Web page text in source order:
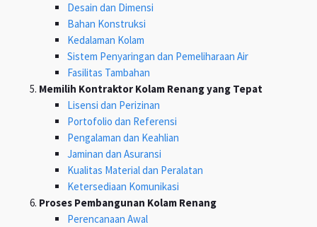
Desain dan Dimensi
Bahan Konstruksi
Kedalaman Kolam
Sistem Penyaringan dan Pemeliharaan Air
Fasilitas Tambahan
Memilih Kontraktor Kolam Renang yang Tepat
Lisensi dan Perizinan
Portofolio dan Referensi
Pengalaman dan Keahlian
Jaminan dan Asuransi
Kualitas Material dan Peralatan
Ketersediaan Komunikasi
Proses Pembangunan Kolam Renang
Perencanaan Awal